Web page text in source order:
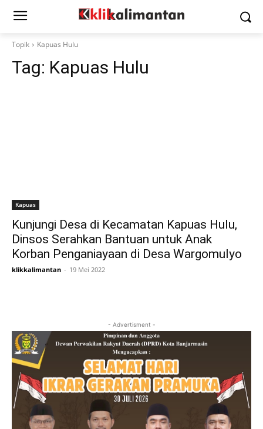
Topik Kapuas Hulu
Tag: Kapuas Hulu
Kapuas
Kunjungi Desa di Kecamatan Kapuas Hulu,
Dinsos Serahkan Bantuan untuk Anak
Korban Penganiayaan di Desa Wargomulyo
klikkalimantan - 19 Mei 2022
- Advertisment -